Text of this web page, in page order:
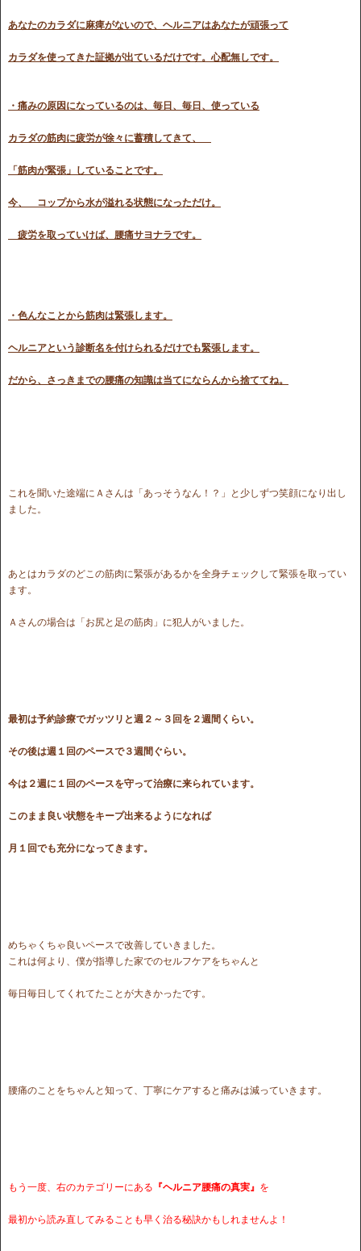
あなたのカラダに麻痺がないので、ヘルニアはあなたが頑張って
カラダを使ってきた証拠が出ているだけです。心配無しです。
・痛みの原因になっているのは、毎日、毎日、使っている
カラダの筋肉に疲労が徐々に蓄積してきて、
「筋肉が緊張」 していることです。
今、 コップから水が溢れる状態になっただけ。
疲労を取っていけば、腰痛サヨナラです。
・色んなことから筋肉は緊張します。
ヘルニアという診断名を付けられるだけでも緊張します。
だから、さっきまでの腰痛の知識は当てにならんから捨ててね。
これを聞いた途端にＡさんは「あっそうなん！？」と少しずつ笑顔になり出し
ました。
あとはカラダのどこの筋肉に緊張があるかを全身チェックして緊張を取ってい
ます。
Ａさんの場合は「お尻と足の筋肉」に犯人がいました。
最初は予約診療でガッツリと週２～３回を２週間くらい。
その後は週１回のペースで３週間ぐらい。
今は２週に１回のペースを守って治療に来られています。
このまま良い状態をキープ出来るようになれば
月１回でも充分になってきます。
めちゃくちゃ良いペースで改善していきました。
これは何より、僕が指導した家でのセルフケアをちゃんと
毎日毎日してくれてたことが大きかったです。
腰痛のことをちゃんと知って、丁寧にケアすると痛みは減っていきます。
もう一度、右のカテゴリーにある 『ヘルニア腰痛の真実』 を
最初から読み直してみることも早く治る秘訣かもしれませんよ！